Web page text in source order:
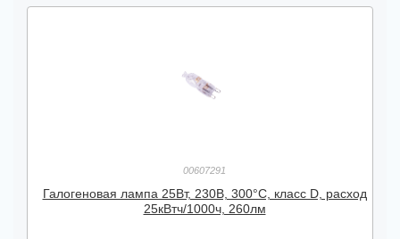
00607291
Галогеновая лампа 25Вт, 230В, 300°C, класс D, расход
25кВтч/1000ч, 260лм